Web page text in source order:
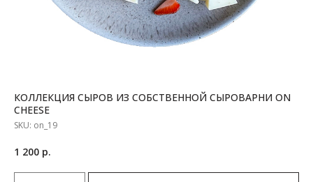
КОЛЛЕКЦИЯ СЫРОВ ИЗ СОБСТВЕННОЙ СЫРОВАРНИ ON
CHEESE
SKU: on_19
1 200 р.